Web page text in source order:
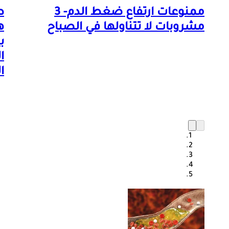
ممنوعات ارتفاع ضغط الدم- 3
مشروبات لا تتناولها في الصباح